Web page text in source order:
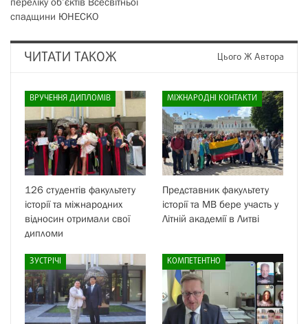
спадщини ЮНЕСКО
ЧИТАТИ ТАКОЖ Цього Ж Автора
ВРУЧЕННЯ ДИПЛОМІВ
126 студентів факультету
історії та міжнародних
відносин отримали свої
дипломи
МІЖНАРОДНІ КОНТАКТИ
Представник факультету
історії та МВ бере участь у
Літній академії в Литві
ЗУСТРІЧІ КОМПЕТЕНТНО